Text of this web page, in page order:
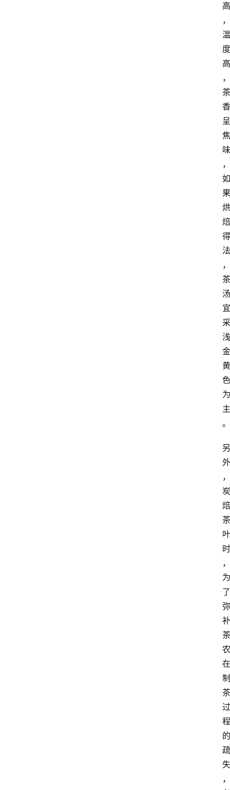
高
，
温
度
高
，
茶
香
呈
焦
味
，
如
果
烘
焙
得
法
，
茶
汤
宜
采
浅
金
黄
色
为
主
。
另
外
，
炭
焙
茶
叶
时
，
为
了
弥
补
茶
农
在
制
茶
过
程
的
疏
失
，